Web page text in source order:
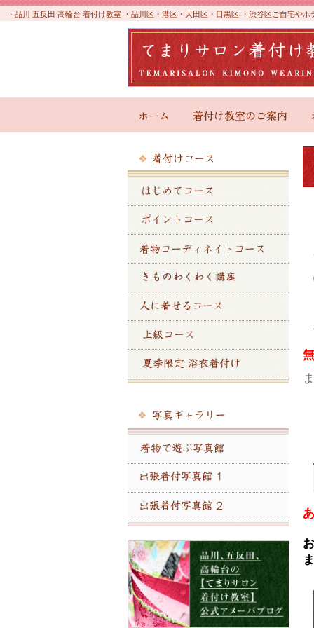
・品川 五反田 高輪台 着付け教室 ・品川区・港区・大田区・目黒区 ・渋谷区ご自宅や
ホーム 着付け教室のご案内